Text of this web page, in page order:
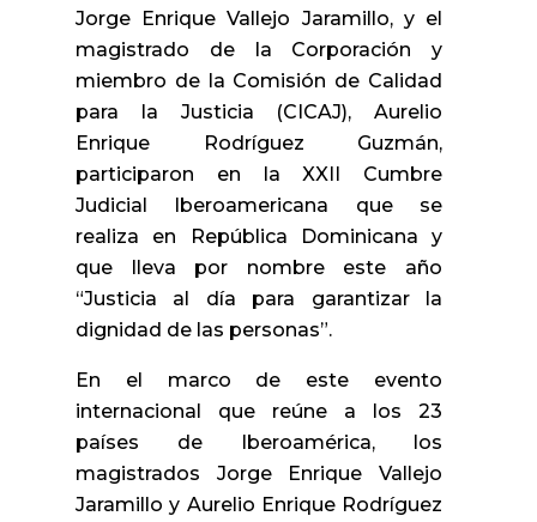
Jorge Enrique Vallejo Jaramillo, y el
magistrado de la Corporación y
miembro de la Comisión de Calidad
para la Justicia (CICAJ), Aurelio
Enrique Rodríguez Guzmán,
participaron en la XXII Cumbre
Judicial Iberoamericana que se
realiza en República Dominicana y
que lleva por nombre este año
“Justicia al día para garantizar la
dignidad de las personas”.
En el marco de este evento
internacional que reúne a los 23
países de Iberoamérica, los
magistrados Jorge Enrique Vallejo
Jaramillo y Aurelio Enrique Rodríguez